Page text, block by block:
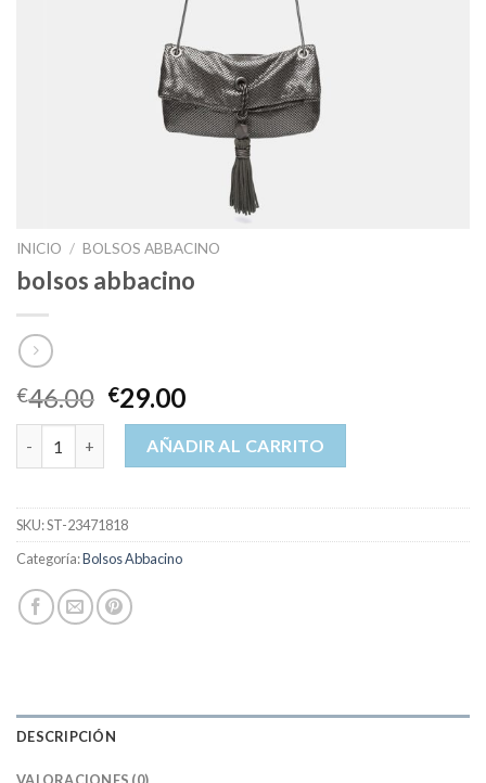
INICIO / BOLSOS ABBACINO
bolsos abbacino
€46.00 €29.00
bolsos abbacino cantidadAÑADIR AL CARRITO
SKU:ST-23471818
Categoría:Bolsos Abbacino
DESCRIPCIÓN